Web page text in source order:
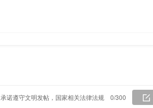
承诺遵守文明发帖，国家相关法律法规 0/300